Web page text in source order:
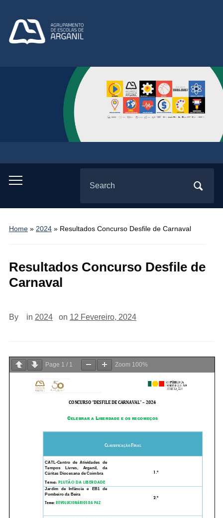
Toggle
menu
for:
Home» 2024» Resultados Concurso Desfile de Carnaval
Resultados Concurso Desfile de
Carnaval
By in 2024 on 12 Fevereiro, 2024
Page 1 / 1 Zoom 100%